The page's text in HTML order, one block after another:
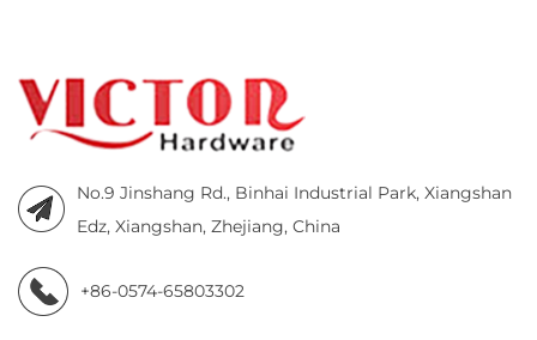
No.9 Jinshang Rd., Binhai Industrial Park, Xiangshan
Edz, Xiangshan, Zhejiang, China
+86-0574-65803302